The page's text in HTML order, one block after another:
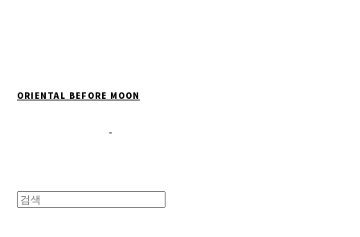
ORIENTAL BEFORE MOON